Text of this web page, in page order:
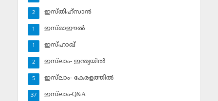
ഇസ്തിഹ്‌സാന്‍
2
ഇസ്മാഈല്‍
1
ഇസ്ഹാഖ്‌
1
ഇസ്‌ലാം- ഇന്ത്യയില്‍
2
ഇസ്‌ലാം- കേരളത്തില്‍
5
ഇസ്‌ലാം-Q&A
37